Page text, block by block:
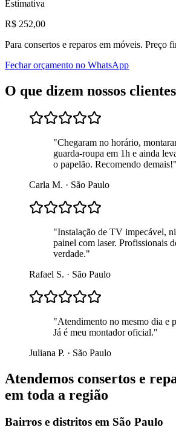
Estimativa
R$ 252,00
Para consertos e reparos em móveis. Preço
Fechar orçamento no WhatsApp
O que dizem nossos
"Chegaram no horário,
guarda-roupa em 1h e ainda
o papelão. Recomendo demais!"
Carla M. · São Paulo
"Instalação de TV impecável,
painel com laser. Profissionais
verdade."
Rafael S. · São Paulo
"Atendimento no mesmo dia e
Já é meu montador oficial."
Juliana P. · São Paulo
Atendemos consertos e
em toda a região
Bairros e distritos em São Paulo